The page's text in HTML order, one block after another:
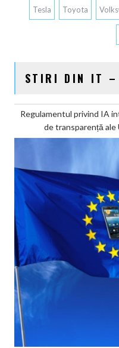
Tesla Toyota
STIRI DIN IT –
Regulamentul privind IA
de transparență ale